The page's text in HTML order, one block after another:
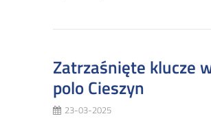
Zatrzaśnięte klucze
polo Cieszyn
23-03-2025